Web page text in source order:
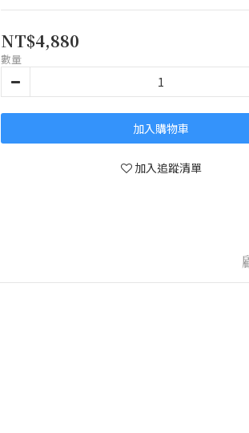
NT$4,880
數量
加入購物車
加入追蹤清單